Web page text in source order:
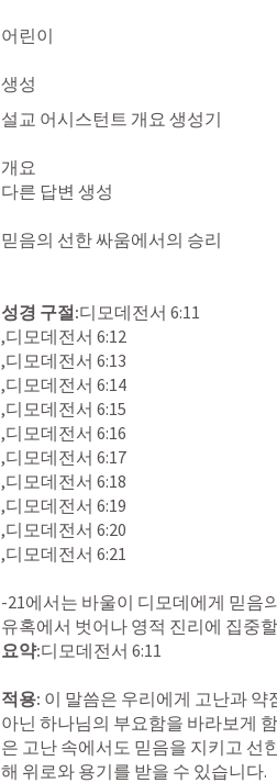
어린이
설교 어시스턴트 개요 생성기
개요
다른 답변 생성
‌믿음의 선한 싸움에서의 승리
성경 구절:디모데전서 6:11
,디모데전서 6:12
,디모데전서 6:13
,디모데전서 6:14
,디모데전서 6:15
,디모데전서 6:16
,디모데전서 6:17
,디모데전서 6:18
,디모데전서 6:19
,디모데전서 6:20
,디모데전서 6:21
‌-21에서는 바울이 디모데에게 믿음
요약:디모데전서 6:11
적용: 이 말씀은 우리에게 고난과 약
아닌 하나님의 부요함을 바라보게
은 고난 속에서도 믿음을 지키고 선
해 위로와 용기를 받을 수 있습니다.